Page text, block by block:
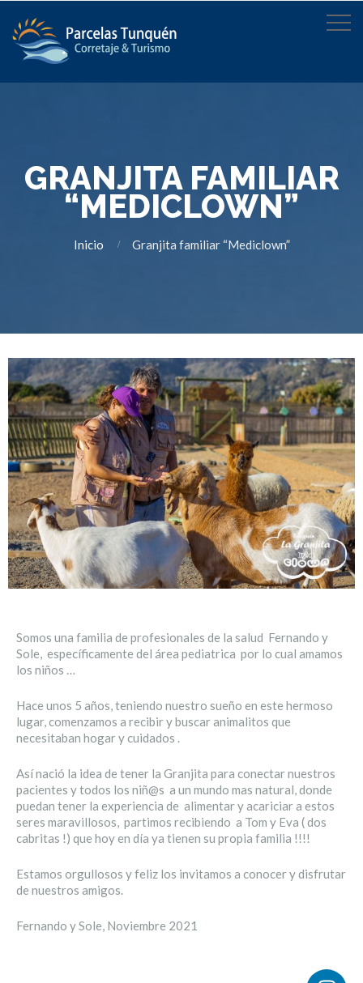
GRANJITA FAMILIAR
“MEDICLOWN”
Inicio Granjita familiar “Mediclown”
Somos una familia de profesionales de la salud Fernando y
Sole, específicamente del área pediatrica por lo cual amamos
los niños …
Hace unos 5 años, teniendo nuestro sueño en este hermoso
lugar, comenzamos a recibir y buscar animalitos que
necesitaban hogar y cuidados .
Así nació la idea de tener la Granjita para conectar nuestros
pacientes y todos los niñ@s a un mundo mas natural, donde
puedan tener la experiencia de alimentar y acariciar a estos
seres maravillosos, partimos recibiendo a Tom y Eva ( dos
cabritas !) que hoy en día ya tienen su propia familia !!!!
Estamos orgullosos y feliz los invitamos a conocer y disfrutar
de nuestros amigos.
Fernando y Sole, Noviembre 2021